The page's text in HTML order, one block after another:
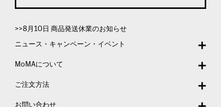
>>8月10日 商品発送休業のお知らせ
ニュース・キャンペーン・イベント
MoMAについて
ご注文方法
お問い合わせ